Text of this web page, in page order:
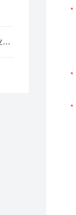
Flir手持式热像仪都应用了哪些专业技术？